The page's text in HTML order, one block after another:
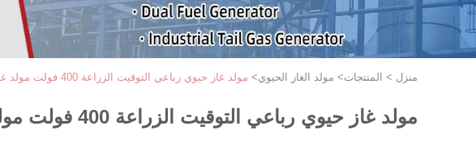
منزل > المنتجات> مولد الغاز الحيوي> مولد غاز حيوي رباعي التوقيت الزراعة 400 فولت مولد غاز حيوي في الخط
مولد غاز حيوي رباعي التوقيت الزراعة 400 فولت مولد غاز حيوي في الخط